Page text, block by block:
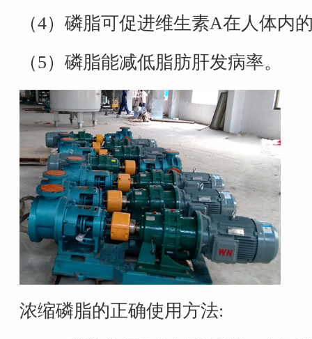
（4）磷脂可促进维生素A在人体内
（5）磷脂能减低脂肪肝发病率。
浓缩磷脂的正确使用方法: